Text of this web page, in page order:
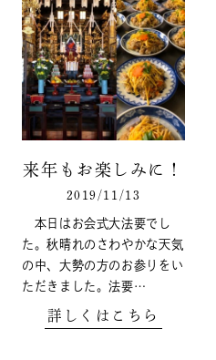
来年もお楽しみに！
2019/11/13
本日はお会式大法要でし
た。秋晴れのさわやかな天気
の中、大勢の方のお参りをい
ただきました。法要…
詳しくはこちら